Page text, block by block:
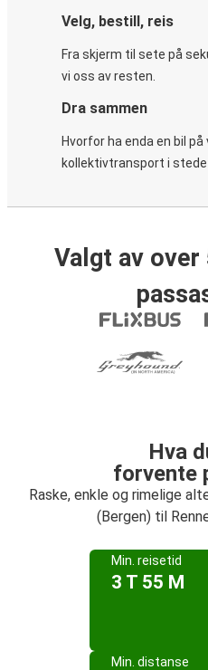
Velg, bestill, reis
Fra skjerm til sete på
vi oss av resten.
Dra sammen
Hvorfor ha enda en bil
kollektivtransport i
Valgt av
Hva
forvente
Raske, enkle og rimelige
(Bergen) til
Min. reisetid
3 T 55 M
Min. distanse